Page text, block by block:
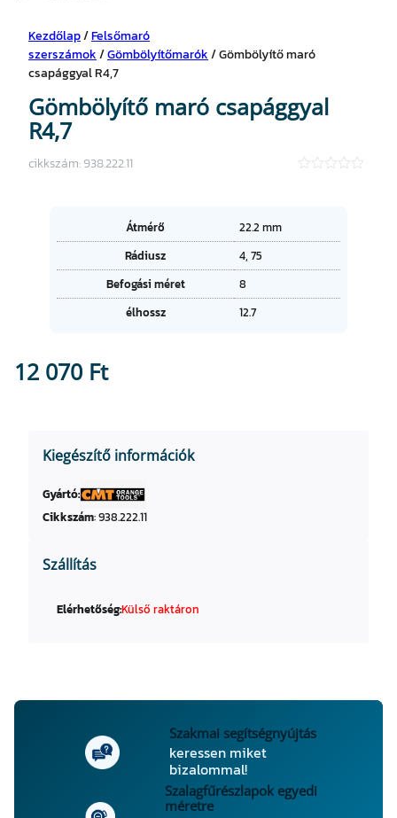
Kezdőlap/Felsőmaró
szerszámok/Gömbölyítőmarók/ Gömbölyítő maró
csapággyal R4,7
Gömbölyítő maró csapággyal
R4,7
cikkszám:938.222.11
tt
ú
o
k
É
t
Átmérő
22.2 mm
Rádiusz
4, 75
Befogási méret
8
élhossz
12.7
12 070 Ft
Kiegészítő információk
Gyártó:
Cikkszám:938.222.11
Szállítás
Elérhetőség:Külső raktáron
Szakmai segítségnyújtás
keressen miket
bizalommal!
Szalagfűrészlapok egyedi
méretre